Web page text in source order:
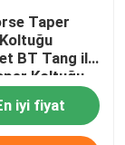
Taper
BT Tang ile
Koltuğu
iyi fiyat